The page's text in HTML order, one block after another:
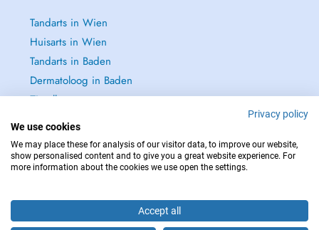
Tandarts in Wien
Huisarts in Wien
Tandarts in Baden
Dermatoloog in Baden
Zie alle →
NEEM IN GEVAL VAN NOOD CONTACT OP MET : 112
Privacy policy
We use cookies
We may place these for analysis of our visitor data, to improve our website,
show personalised content and to give you a great website experience. For
more information about the cookies we use open the settings.
Accept all